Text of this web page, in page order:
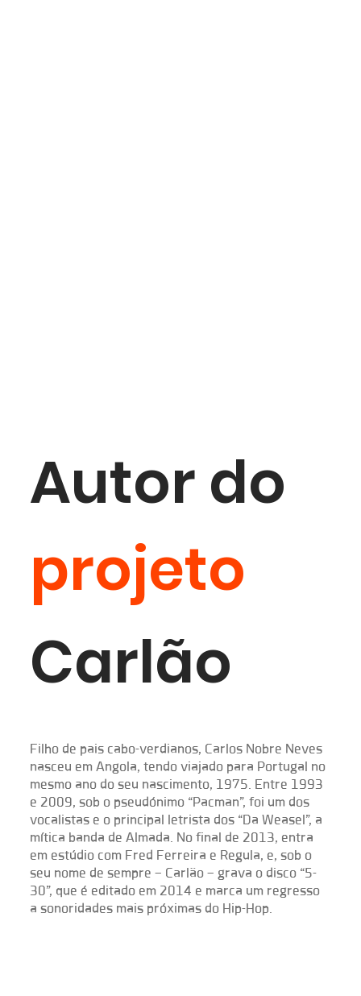
Autor do
projeto
Carlão
​Filho de pais cabo-verdianos, Carlos Nobre Neves
nasceu em Angola, tendo viajado para Portugal no
mesmo ano do seu nascimento, 1975. Entre 1993
e 2009, sob o pseudónimo “Pacman”, foi um dos
vocalistas e o principal letrista dos “Da Weasel”, a
mítica banda de Almada. No final de 2013, entra
em estúdio com Fred Ferreira e Regula, e, sob o
seu nome de sempre – Carlão – grava o disco “5-
30”, que é editado em 2014 e marca um regresso
a sonoridades mais próximas do Hip-Hop.